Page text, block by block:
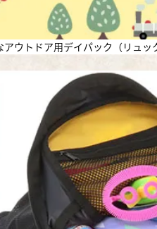
ウトドア用デイパック（リュッ